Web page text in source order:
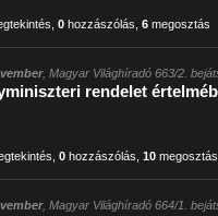
0hozzászólás 6megosztás
, Magyar Világhíradó 663/2.
rendelet
0hozzászólás 10megosztás
, Magyar Világhíradó 664/1.